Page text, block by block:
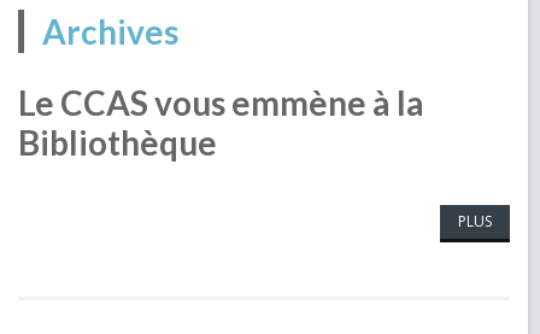
Archives
Le CCAS vous emmène à la
Bibliothèque
PLUS